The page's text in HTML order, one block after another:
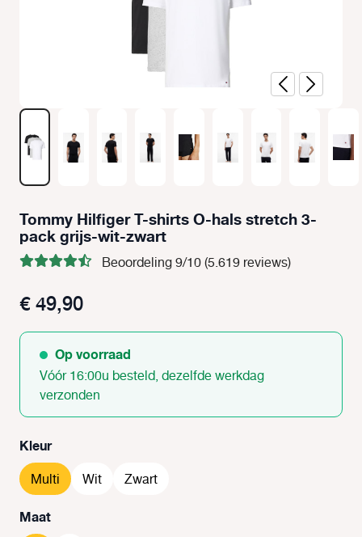
Tommy Hilfiger T-shirts O-hals stretch 3-
pack grijs-wit-zwart
Beoordeling 9/10 (5.619 reviews)
€ 49,90
Op voorraad
Vóór 16:00u besteld, dezelfde werkdag
verzonden
Selecteer
Kleur
Multi Wit Zwart
Selecteer
Maat